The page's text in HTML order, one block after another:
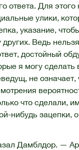
ответа. Для этого
улики,
указание,
Ведь
достойный
я могу сделать
не
что сделали,
нибудь зацепки, о
Дамблдор. —